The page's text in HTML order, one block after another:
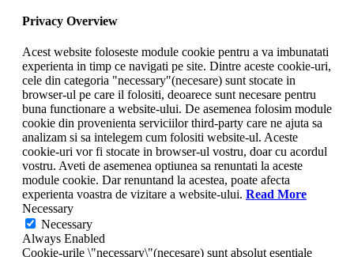
Privacy Overview
Acest website foloseste module cookie pentru a va imbunatati
experienta in timp ce navigati pe site. Dintre aceste cookie-uri,
cele din categoria "necessary"(necesare) sunt stocate in
browser-ul pe care il folositi, deoarece sunt necesare pentru
buna functionare a website-ului. De asemenea folosim module
cookie din provenienta serviciilor third-party care ne ajuta sa
analizam si sa intelegem cum folositi website-ul. Aceste
cookie-uri vor fi stocate in browser-ul vostru, doar cu acordul
vostru. Aveti de asemenea optiunea sa renuntati la aceste
module cookie. Dar renuntand la acestea, poate afecta
experienta voastra de vizitare a website-ului. Read More
Necessary
Necessary
Always Enabled
Cookie-urile \"necessary\"(necesare) sunt absolut esentiale